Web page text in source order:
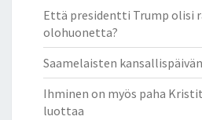
Että presidentti Trump olisi
olohuonetta?
Saamelaisten
Ihminen on myös paha
luottaa